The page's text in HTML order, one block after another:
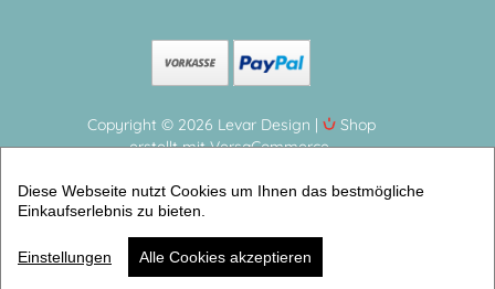
Copyright © 2026 Levar Design |
Shop
erstellt mit VersaCommerce.
- hochwertiger Druck auf Aquarellpapier
(Geburtsanzeigen dina 4) | Artikelnummer: 6338-8310-
3223 -2
Diese Webseite nutzt Cookies um Ihnen das bestmögliche
Einkaufserlebnis zu bieten.
Einstellungen Alle Cookies akzeptieren